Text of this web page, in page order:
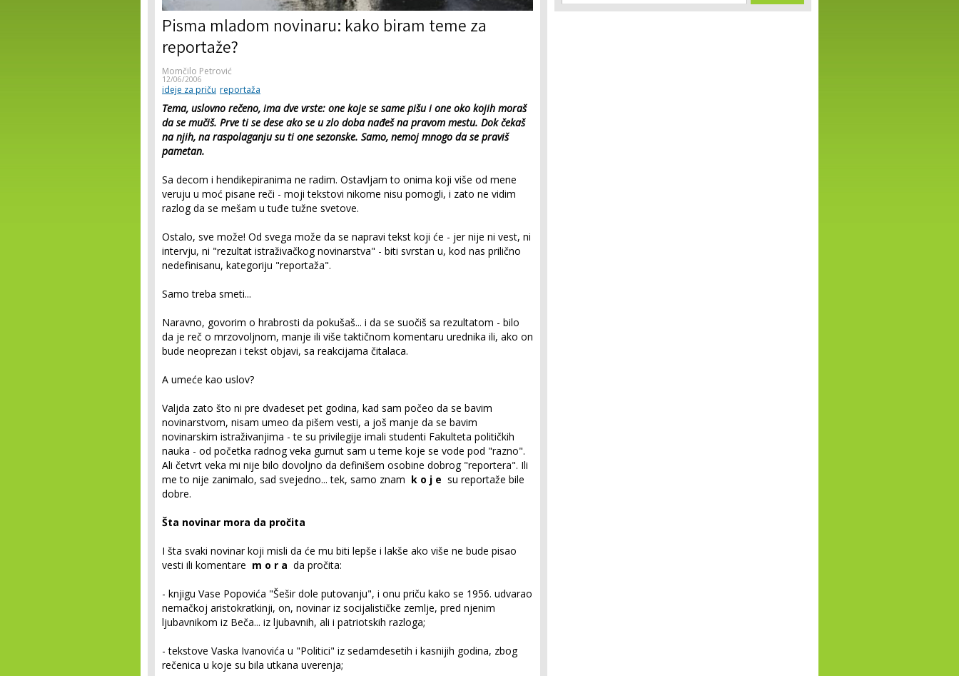
Pisma mladom novinaru: kako biram teme za
reportaže?
Momčilo Petrović
12/06/2006
ideje za priču reportaža
Tema, uslovno rečeno, ima dve vrste: one koje se same pišu i one oko kojih moraš
da se mučiš. Prve ti se dese ako se u zlo doba nađeš na pravom mestu. Dok čekaš
na njih, na raspolaganju su ti one sezonske. Samo, nemoj mnogo da se praviš
pametan.
Sa decom i hendikepiranima ne radim. Ostavljam to onima koji više od mene
veruju u moć pisane reči - moji tekstovi nikome nisu pomogli, i zato ne vidim
razlog da se mešam u tuđe tužne svetove.
Ostalo, sve može! Od svega može da se napravi tekst koji će - jer nije ni vest, ni
intervju, ni "rezultat istraživačkog novinarstva" - biti svrstan u, kod nas prilično
nedefinisanu, kategoriju "reportaža".
Samo treba smeti...
Naravno, govorim o hrabrosti da pokušaš... i da se suočiš sa rezultatom - bilo
da je reč o mrzovoljnom, manje ili više taktičnom komentaru urednika ili, ako on
bude neoprezan i tekst objavi, sa reakcijama čitalaca.
A umeće kao uslov?
Valjda zato što ni pre dvadeset pet godina, kad sam počeo da se bavim
novinarstvom, nisam umeo da pišem vesti, a još manje da se bavim
novinarskim istraživanjima - te su privilegije imali studenti Fakulteta političkih
nauka - od početka radnog veka gurnut sam u teme koje se vode pod "razno".
Ali četvrt veka mi nije bilo dovoljno da definišem osobine dobrog "reportera". Ili
me to nije zanimalo, sad svejedno... tek, samo znam k o j e su reportaže bile
dobre.
Šta novinar mora da pročita
I šta svaki novinar koji misli da će mu biti lepše i lakše ako više ne bude pisao
vesti ili komentare m o r a da pročita:
- knjigu Vase Popovića "Šešir dole putovanju", i onu priču kako se 1956. udvarao
nemačkoj aristokratkinji, on, novinar iz socijalističke zemlje, pred njenim
ljubavnikom iz Beča... iz ljubavnih, ali i patriotskih razloga;
- tekstove Vaska Ivanovića u "Politici" iz sedamdesetih i kasnijih godina, zbog
rečenica u koje su bila utkana uverenja;